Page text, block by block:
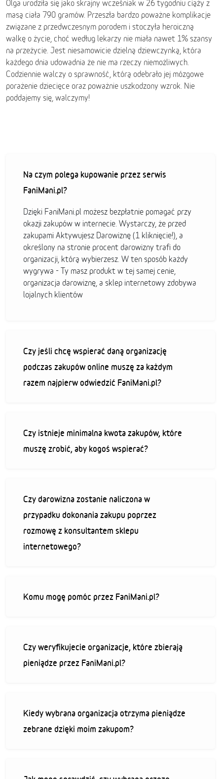
Olga urodziła się jako skrajny wcześniak w 26 tygodniu ciąży z
masą ciała 790 gramów. Przeszła bardzo poważne komplikacje
związane z przedwczesnym porodem i stoczyła heroiczną
walkę o życie, choć według lekarzy nie miała nawet 1% szansy
na przeżycie. Jest niesamowicie dzielną dziewczynką, która
każdego dnia udowadnia że nie ma rzeczy niemożliwych.
Codziennie walczy o sprawność, którą odebrało jej mózgowe
porażenie dziecięce oraz poważnie uszkodzony wzrok. Nie
poddajemy się, walczymy!
Na czym polega kupowanie przez serwis
FaniMani.pl?
Dzięki FaniMani.pl możesz bezpłatnie pomagać przy
okazji zakupów w internecie. Wystarczy, że przed
zakupami Aktywujesz Darowiznę (1 kliknięcie!), a
określony na stronie procent darowizny trafi do
organizacji, którą wybierzesz. W ten sposób każdy
wygrywa - Ty masz produkt w tej samej cenie,
organizacja darowiznę, a sklep internetowy zdobywa
lojalnych klientów
Czy jeśli chcę wspierać daną organizację
podczas zakupów online muszę za każdym
razem najpierw odwiedzić FaniMani.pl?
Czy istnieje minimalna kwota zakupów, które
muszę zrobić, aby kogoś wspierać?
Czy darowizna zostanie naliczona w
przypadku dokonania zakupu poprzez
rozmowę z konsultantem sklepu
internetowego?
Komu mogę pomóc przez FaniMani.pl?
Czy weryfikujecie organizacje, które zbierają
pieniądze przez FaniMani.pl?
Kiedy wybrana organizacja otrzyma pieniądze
zebrane dzięki moim zakupom?